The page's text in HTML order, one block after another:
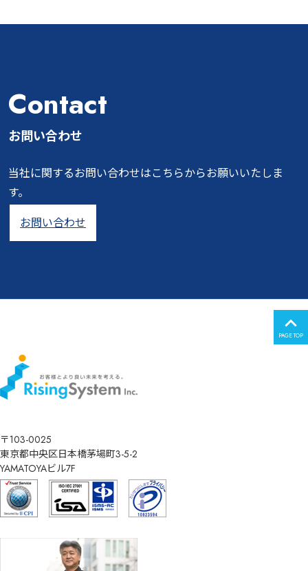
Contact
お問い合わせ
当社に関するお問い合わせはこちらからお願いいたしま
す。
お問い合わせ
PAGE TOP
〒103-0025
東京都中央区日本橋茅場町3-5-2
YAMATOYAビル7F